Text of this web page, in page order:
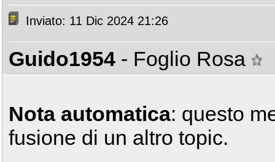
Inviato: 11 Dic 2024 21:26
Guido1954 - Foglio Rosa
Nota automatica: questo
fusione di un altro topic.